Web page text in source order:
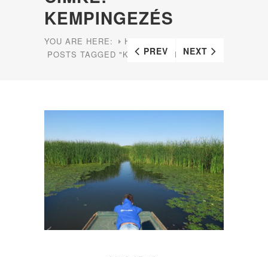
KEMPINGEZÉS
YOU ARE HERE:
HOME
POSTS TAGGED "KEMPINGEZÉS"
PREV NEXT